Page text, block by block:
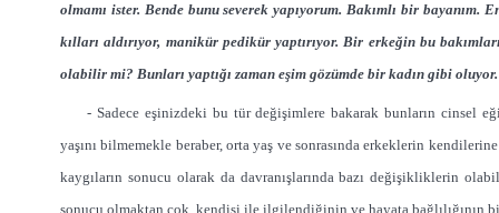
olmamı ister. Bende bunu severek yapıyorum. Bakımlı bir bayanım.
kılları aldırıyor, manikür pedikür yaptırıyor. Bir erkeğin bu
olabilir mi? Bunları yaptığı zaman eşim gözümde bir kadın gibi oluyor.
- Sadece eşinizdeki bu tür değişimlere bakarak bunların
yaşını bilmemekle beraber, orta yaş ve sonrasında erkeklerin
kaygıların sonucu olarak da davranışlarında bazı değişikliklerin
sonucu olmaktan çok, kendisi ile ilgilendiğinin ve hayata bağlılığının